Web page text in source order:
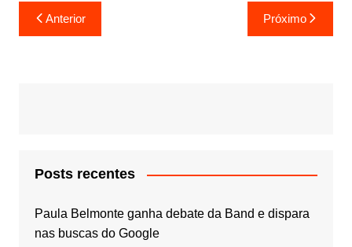
Navegação
de
Anterior Próximo
Posts recentes
Paula Belmonte ganha debate da Band e dispara
nas buscas do Google